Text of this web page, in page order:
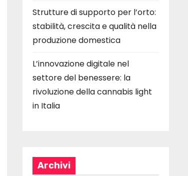
Strutture di supporto per l’orto:
stabilità, crescita e qualità nella
produzione domestica
L’innovazione digitale nel
settore del benessere: la
rivoluzione della cannabis light
in Italia
Archivi